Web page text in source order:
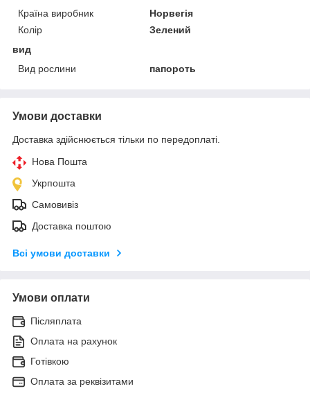
Країна виробник
Норвегія
Колір
Зелений
вид
Вид рослини
папороть
Умови доставки
Доставка здійснюється тільки по передоплаті.
Нова Пошта
Укрпошта
Самовивіз
Доставка поштою
Всі умови доставки
Умови оплати
Післяплата
Оплата на рахунок
Готівкою
Оплата за реквізитами